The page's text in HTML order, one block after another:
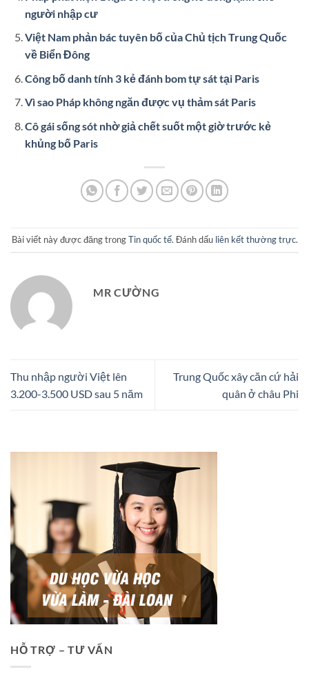
người nhập cư
Việt Nam phản bác tuyên bố của Chủ tịch Trung Quốc
về Biển Đông
Công bố danh tính 3 kẻ đánh bom tự sát tại Paris
Vì sao Pháp không ngăn được vụ thảm sát Paris
Cô gái sống sót nhờ giả chết suốt một giờ trước kẻ
khủng bố Paris
Bài viết này được đăng trongTin quốc tế. Đánh dấu liên kết thường trực.
MR CƯỜNG
Thu nhập người Việt lên
3.200-3.500 USD sau 5 năm
Trung Quốc xây căn cứ hải
quân ở châu Phi
HỖ TRỢ – TƯ VẤN